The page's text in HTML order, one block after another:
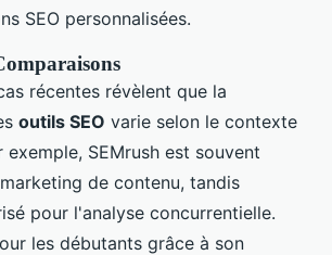
SEO personnalisées.
récentes révèlent que la
outils SEO varie selon le contexte
SEMrush est souvent
de contenu, tandis
pour l'analyse concurrentielle.
les débutants grâce à son